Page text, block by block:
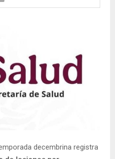
decembrina registra